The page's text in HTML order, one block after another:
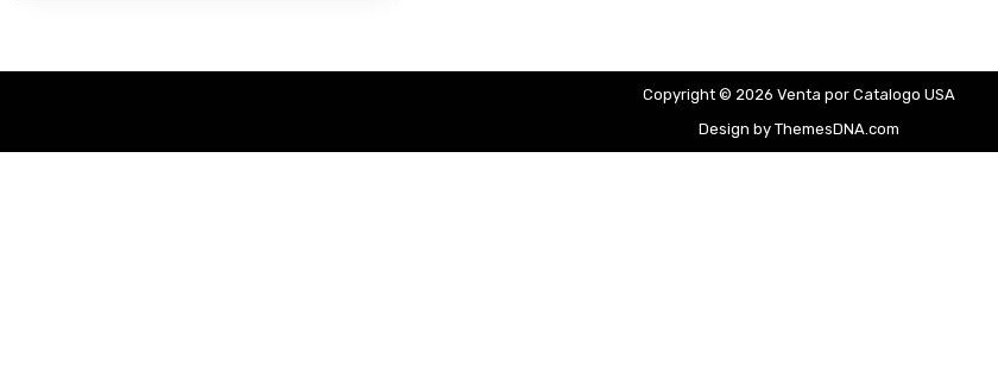
Copyright © 2026 Venta por Catalogo USA
Design by ThemesDNA.com